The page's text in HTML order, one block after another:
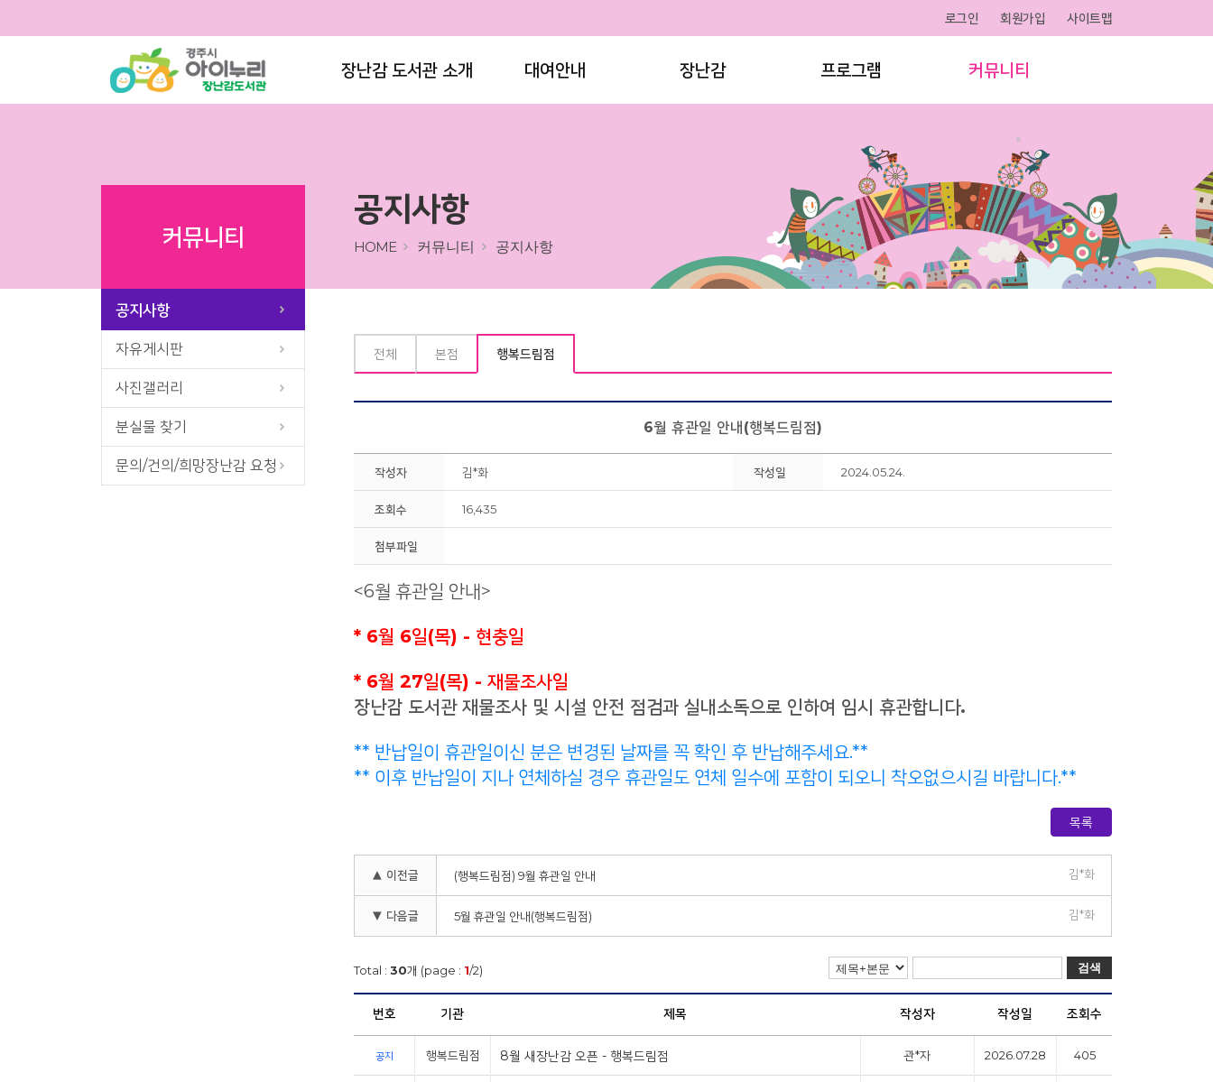
장난감 도서관 소개 대여안내 장난감 프로그램 커뮤니티
로그인 회원가입 사이트맵
커뮤니티
공지사항
자유게시판
사진갤러리
분실물 찾기
문의/건의/희망장난감 요청
공지사항
HOME 커뮤니티 공지사항
전체 본점 행복드림점
6월 휴관일 안내(행복드림점)
작성자 김*화 작성일 2024.05.24.
조회수 16,435
첨부파일
<6월 휴관일 안내>
* 6월 6일(목) - 현충일
* 6월 27일(목) - 재물조사일
장난감 도서관 재물조사 및 시설 안전 점검과 실내소독으로 인하여 임시 휴관합니다.
** 반납일이 휴관일이신 분은 변경된 날짜를 꼭 확인 후 반납해주세요.**
** 이후 반납일이 지나 연체하실 경우 휴관일도 연체 일수에 포함이 되오니 착오없으시길 바랍니다.**
목록
▲ 이전글 (행복드림점) 9월 휴관일 안내 김*화
▼ 다음글 5월 휴관일 안내(행복드림점) 김*화
Total : 30개 (page : 1/2) 검색
번호 기관 제목 작성자 작성일 조회수
공지 행복드림점 8월 새장난감 오픈 - 행복드림점 관*자 2026.07.28 405